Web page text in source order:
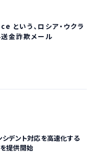
いう、ロシア・ウクラ
金詐欺メール
デント対応を高速化する
提供開始